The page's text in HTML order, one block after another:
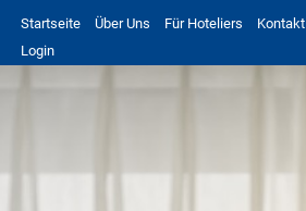
Startseite Über Uns Für Hoteliers
Kontakt
Login